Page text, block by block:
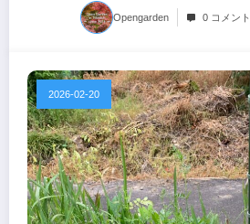
Opengarden 0 コメント
2026-02-20